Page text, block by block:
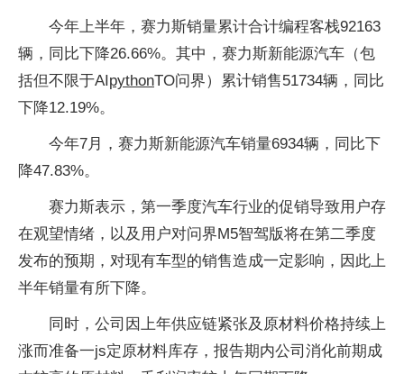
今年上半年，赛力斯销量累计合计编程客栈92163
辆，同比下降26.66%。其中，赛力斯新能源汽车（包
括但不限于AIpythonTO问界）累计销售51734辆，同比
下降12.19%。
今年7月，赛力斯新能源汽车销量6934辆，同比下
降47.83%。
赛力斯表示，第一季度汽车行业的促销导致用户存
在观望情绪，以及用户对问界M5智驾版将在第二季度
发布的预期，对现有车型的销售造成一定影响，因此上
半年销量有所下降。
同时，公司因上年供应链紧张及原材料价格持续上
涨而准备一js定原材料库存，报告期内公司消化前期成